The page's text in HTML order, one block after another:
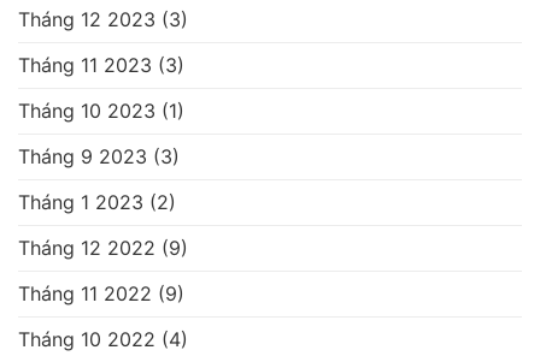
Tháng 12 2023 (3)
Tháng 11 2023 (3)
Tháng 10 2023 (1)
Tháng 9 2023 (3)
Tháng 1 2023 (2)
Tháng 12 2022 (9)
Tháng 11 2022 (9)
Tháng 10 2022 (4)